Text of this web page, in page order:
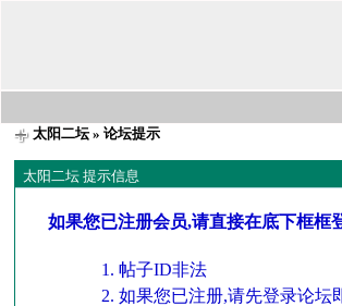
太阳二坛» 论坛提示
太阳二坛 提示信息
如果您已注册会员,请直接在底下框框
帖子ID非法
如果您已注册,请先登录论坛